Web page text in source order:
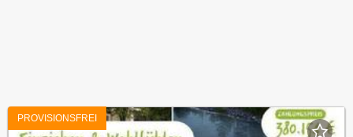
PROVISIONSFREI